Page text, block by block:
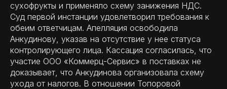
сухофрукты и применяло схему занижения НДС.
Суд первой инстанции удовлетворил требования к
обеим ответчицам. Апелляция освободила
Анкудинову, указав на отсутствие у нее статуса
контролирующего лица. Кассация согласилась, что
участие ООО «Коммерц-Сервис» в поставках не
доказывает, что Анкудинова организовала схему
ухода от налогов. В отношении Топоровой